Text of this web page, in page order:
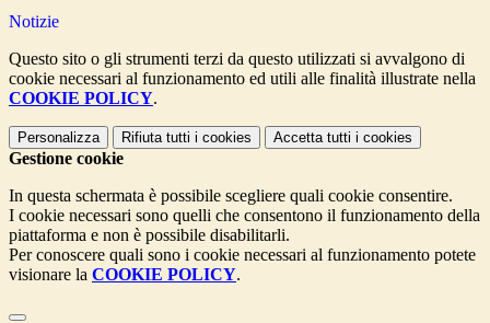
Notizie
Questo sito o gli strumenti terzi da questo utilizzati si avvalgono di
cookie necessari al funzionamento ed utili alle finalità illustrate nella
COOKIE POLICY.
Personalizza Rifiuta tutti i cookies Accetta tutti i cookies
Gestione cookie
In questa schermata è possibile scegliere quali cookie consentire.
I cookie necessari sono quelli che consentono il funzionamento della
piattaforma e non è possibile disabilitarli.
Per conoscere quali sono i cookie necessari al funzionamento potete
visionare la COOKIE POLICY.